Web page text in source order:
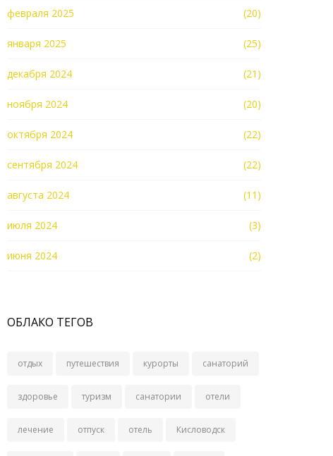
февраля 2025 (20)
января 2025 (25)
декабря 2024 (21)
ноября 2024 (20)
октября 2024 (22)
сентября 2024 (22)
августа 2024 (11)
июля 2024 (3)
июня 2024 (2)
ОБЛАКО ТЕГОВ
отдых путешествия курорты санаторий
здоровье туризм санатории отели
лечение отпуск отель Кисловодск